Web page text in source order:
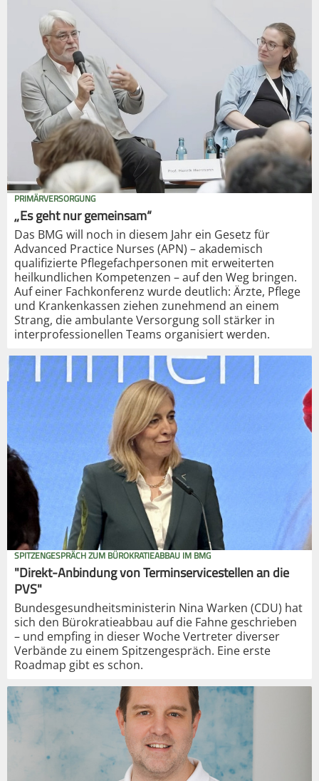
PRIMÄRVERSORGUNG
„Es geht nur gemeinsam“
Das BMG will noch in diesem Jahr ein Gesetz für
Advanced Practice Nurses (APN) – akademisch
qualifizierte Pflegefachpersonen mit erweiterten
heilkundlichen Kompetenzen – auf den Weg bringen.
Auf einer Fachkonferenz wurde deutlich: Ärzte, Pflege
und Krankenkassen ziehen zunehmend an einem
Strang, die ambulante Versorgung soll stärker in
interprofessionellen Teams organisiert werden.
SPITZENGESPRÄCH ZUM BÜROKRATIEABBAU IM BMG
"Direkt-Anbindung von Terminservicestellen an die
PVS"
Bundesgesundheitsministerin Nina Warken (CDU) hat
sich den Bürokratieabbau auf die Fahne geschrieben
– und empfing in dieser Woche Vertreter diverser
Verbände zu einem Spitzengespräch. Eine erste
Roadmap gibt es schon.